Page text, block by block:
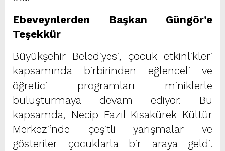
Ebeveynlerden Başkan Güngör’e
Teşekkür
Büyükşehir Belediyesi, çocuk etkinlikleri
kapsamında birbirinden eğlenceli ve
öğretici programları miniklerle
buluşturmaya devam ediyor. Bu
kapsamda, Necip Fazıl Kısakürek Kültür
Merkezi’nde çeşitli yarışmalar ve
gösteriler çocuklarla bir araya geldi.